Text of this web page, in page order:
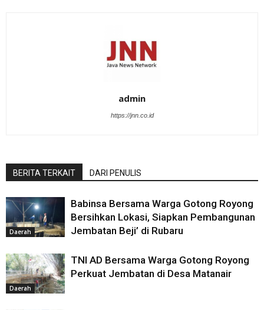
admin
https://jnn.co.id
BERITA TERKAIT DARI PENULIS
Daerah
Babinsa Bersama Warga Gotong Royong
Bersihkan Lokasi, Siapkan Pembangunan
Jembatan Beji’ di Rubaru
Daerah
TNI AD Bersama Warga Gotong Royong
Perkuat Jembatan di Desa Matanair